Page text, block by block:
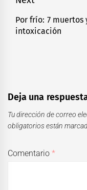
Next
post:
Por frío: 7 muertos
intoxicación
Deja una
Tu dirección de correo
obligatorios están
Comentario*